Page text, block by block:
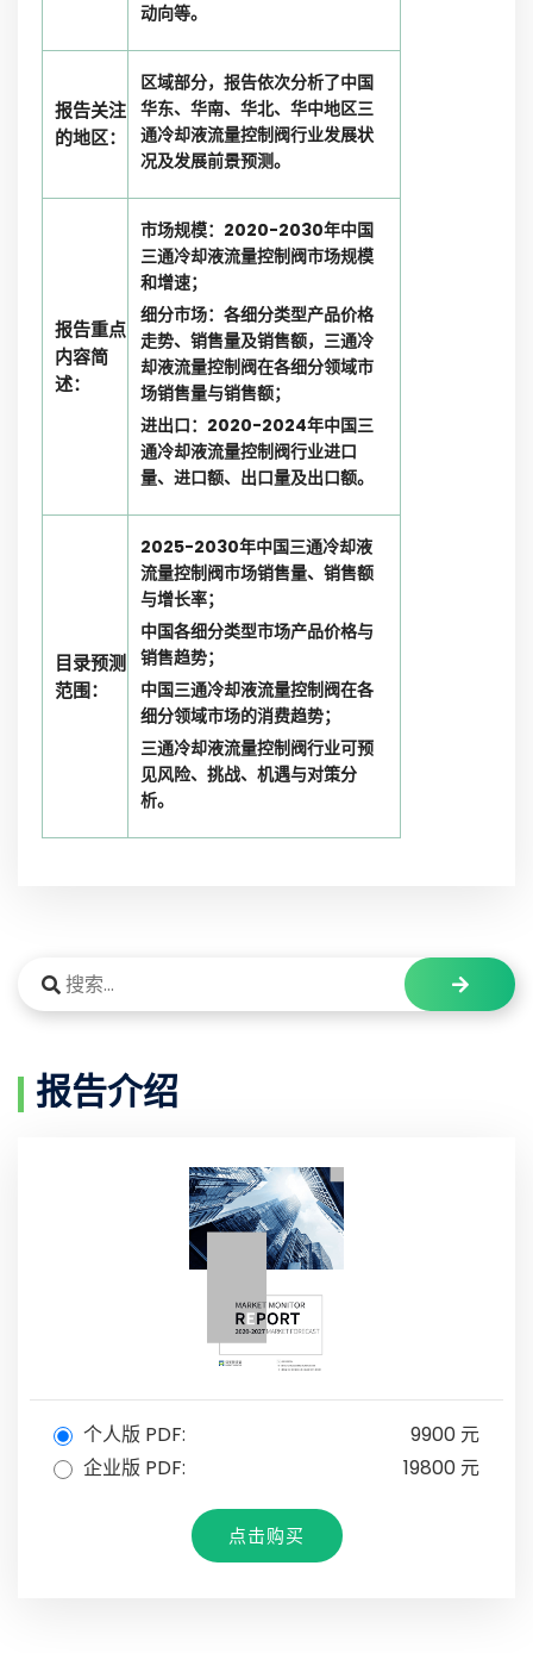
动向等。
报告关注
的地区：
区域部分，报告依次分析了中国
华东、华南、华北、华中地区三
通冷却液流量控制阀行业发展状
况及发展前景预测。
报告重点
内容简
述：
市场规模：2020-2030年中国
三通冷却液流量控制阀市场规模
和增速；
细分市场：各细分类型产品价格
走势、销售量及销售额，三通冷
却液流量控制阀在各细分领域市
场销售量与销售额；
进出口：2020-2024年中国三
通冷却液流量控制阀行业进口
量、进口额、出口量及出口额。
目录预测
范围：
2025-2030年中国三通冷却液
流量控制阀市场销售量、销售额
与增长率；
中国各细分类型市场产品价格与
销售趋势；
中国三通冷却液流量控制阀在各
细分领域市场的消费趋势；
三通冷却液流量控制阀行业可预
见风险、挑战、机遇与对策分
析。
报告介绍
个人版 PDF:
9900 元
企业版 PDF:
19800 元
点击购买